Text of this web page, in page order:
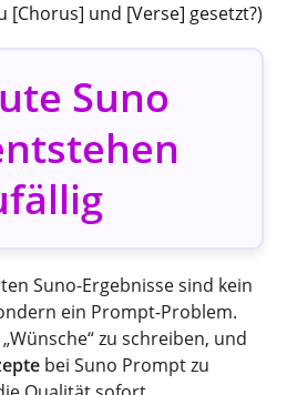
[Chorus] und [Verse] gesetzt?)
Suno
Suno-Ergebnisse sind kein
ein Prompt-Problem.
zu schreiben, und
bei Suno Prompt zu